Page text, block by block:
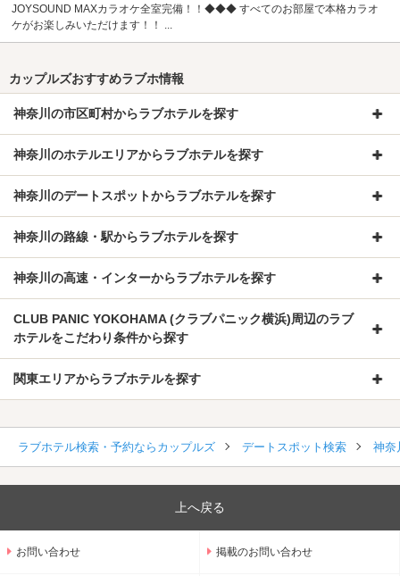
JOYSOUND MAXカラオケ全室完備！！◆◆◆ すべてのお部屋で本格カラオ
ケがお楽しみいただけます！！ ...
カップルズおすすめラブホ情報
神奈川の市区町村からラブホテルを探す
神奈川のホテルエリアからラブホテルを探す
神奈川のデートスポットからラブホテルを探す
神奈川の路線・駅からラブホテルを探す
神奈川の高速・インターからラブホテルを探す
CLUB PANIC YOKOHAMA (クラブパニック横浜)周辺のラブ
ホテルをこだわり条件から探す
関東エリアからラブホテルを探す
ラブホテル検索・予約ならカップルズ デートスポット検索 神奈
上へ戻る
お問い合わせ 掲載のお問い合わせ